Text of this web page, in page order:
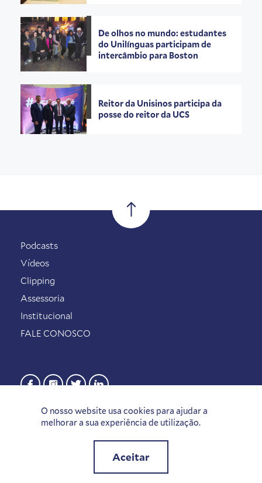
De olhos no mundo: estudantes
do Unilínguas participam de
intercâmbio para Boston
Reitor da Unisinos participa da
posse do reitor da UCS
O nosso website usa cookies para ajudar a
melhorar a sua experiência de utilização.
Aceitar
Podcasts
Vídeos
Clipping
Assessoria
Institucional
FALE CONOSCO